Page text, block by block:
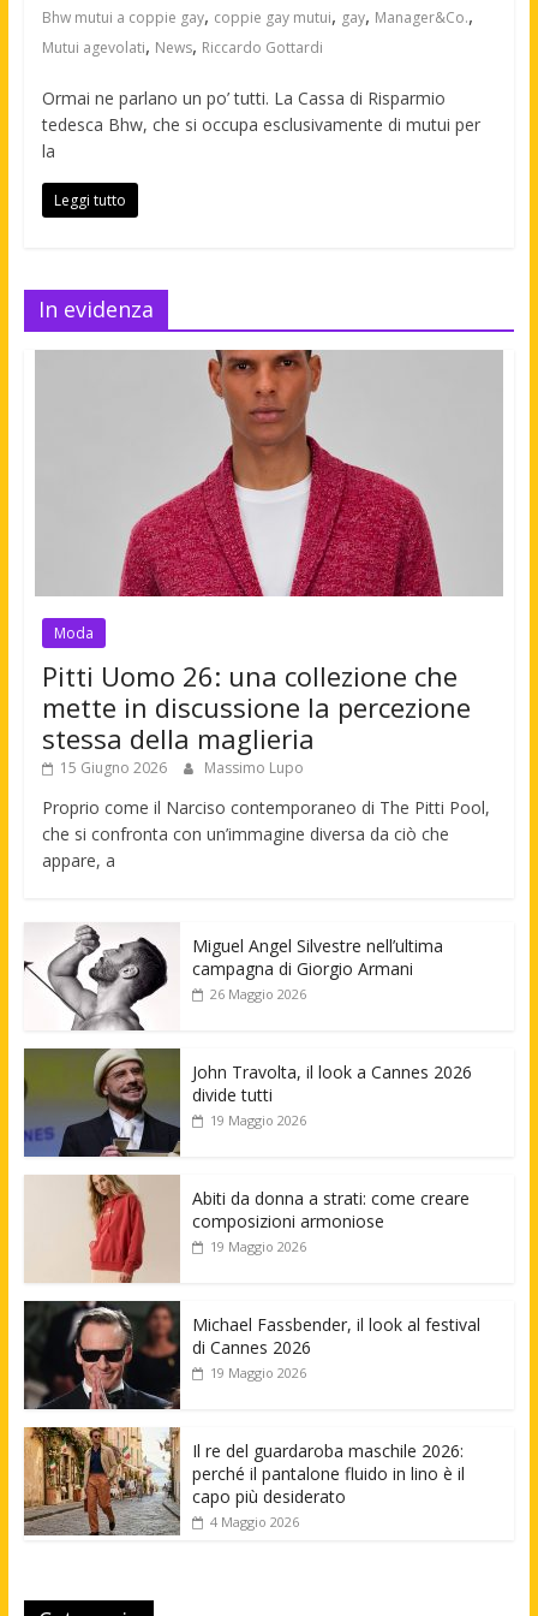
Bhw mutui a coppie gay, coppie gay mutui, gay, Manager&Co.,
Mutui agevolati, News, Riccardo Gottardi
Ormai ne parlano un po’ tutti. La Cassa di Risparmio
tedesca Bhw, che si occupa esclusivamente di mutui per
la
Leggi tutto
In evidenza
Moda
Pitti Uomo 26: una collezione che
mette in discussione la percezione
stessa della maglieria
15 Giugno 2026 Massimo Lupo
Proprio come il Narciso contemporaneo di The Pitti Pool,
che si confronta con un’immagine diversa da ciò che
appare, a
Miguel Angel Silvestre nell’ultima
campagna di Giorgio Armani
26 Maggio 2026
John Travolta, il look a Cannes 2026
divide tutti
19 Maggio 2026
Abiti da donna a strati: come creare
composizioni armoniose
19 Maggio 2026
Michael Fassbender, il look al festival
di Cannes 2026
19 Maggio 2026
Il re del guardaroba maschile 2026:
perché il pantalone fluido in lino è il
capo più desiderato
4 Maggio 2026